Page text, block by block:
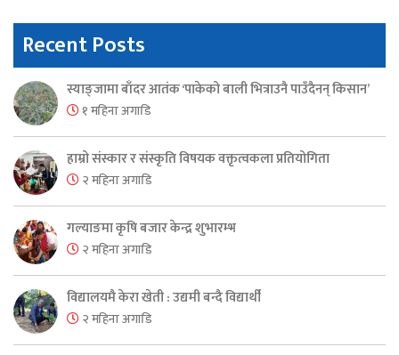
Recent Posts
स्याङ्जामा बाँदर आतंक ‘पाकेको बाली भित्राउनै पाउँदैनन् किसान’
१ महिना अगाडि
हाम्रो संस्कार र संस्कृति विषयक वक्तृत्वकला प्रतियोगिता
२ महिना अगाडि
गल्याङमा कृषि बजार केन्द्र शुभारम्भ
२ महिना अगाडि
विद्यालयमै केरा खेती : उद्यमी बन्दै विद्यार्थी
२ महिना अगाडि